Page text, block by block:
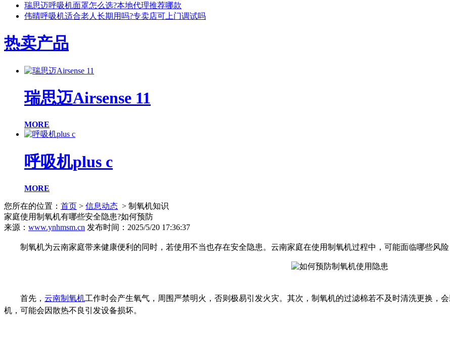
瑞思迈呼吸机面罩怎么选?本地代理推荐哪款
伟晴呼吸机适合老人长期用吗?专卖店可上门调试吗
热卖产品
瑞思迈Airsense 11
MORE
呼吸机plus c
MORE
您所在的位置： 首页 > 信息动态 > 制氧机知识
家庭使用制氧机有哪些安全隐患?如何预防
来源： www.ynhmsm.cn 发布时间：2025/5/20 17:36:37
制氧机为云南家庭带来健康便利的同时，若使用不当也存在安全隐患。云南家庭在使用制氧机过程中，可能面临哪些风险
首先， 云南制氧机工作时会产生氧气，周围严禁明火，否则极易引发火灾。其次，制氧机的过滤棉若不及时清洗更换，
机，可能会因散热不良引发设备损坏。